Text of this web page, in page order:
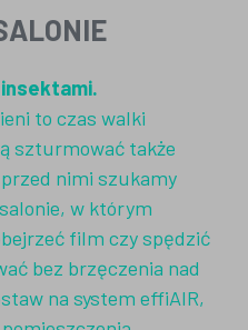
to czas walki
szturmować także
nimi szukamy
w którym
film czy spędzić
bez brzęczenia nad
na system effiAIR,